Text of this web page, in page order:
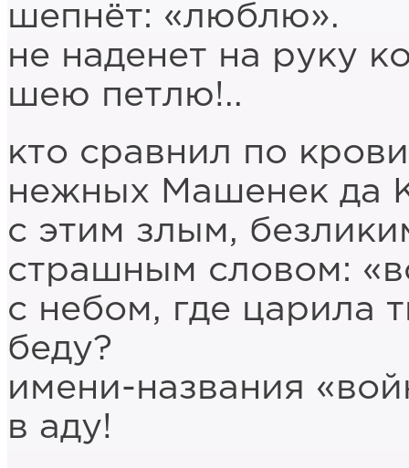
шепнёт: «люблю».
не наденет на руку
шею петлю!..
кто сравнил по
нежных Машенек да
с этим злым,
страшным словом:
с небом, где царила
беду?
имени-названия
в аду!